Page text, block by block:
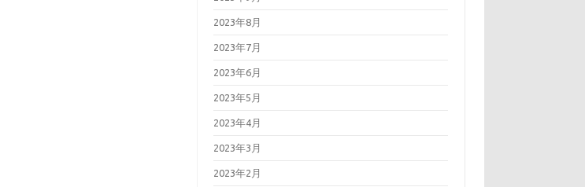
2023年8月
2023年7月
2023年6月
2023年5月
2023年4月
2023年3月
2023年2月